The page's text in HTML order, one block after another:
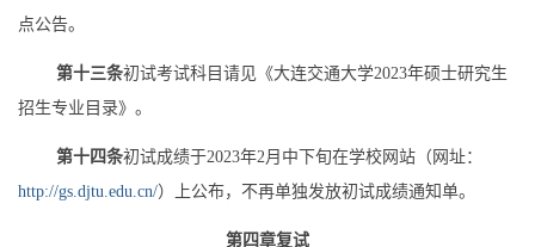
点公告。
第十三条初试考试科目请见《大连交通大学2023年硕士研究生
招生专业目录》。
第十四条初试成绩于2023年2月中下旬在学校网站（网址：
http://gs.djtu.edu.cn/）上公布，不再单独发放初试成绩通知单。
第四章复试